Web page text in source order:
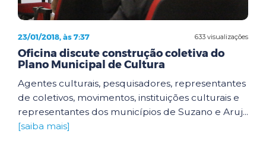
633 visualizações
23/01/2018, às 7:37
Oficina discute construção coletiva do
Plano Municipal de Cultura
Agentes culturais, pesquisadores, representantes
de coletivos, movimentos, instituições culturais e
representantes dos municípios de Suzano e Aruj...
[saiba mais]